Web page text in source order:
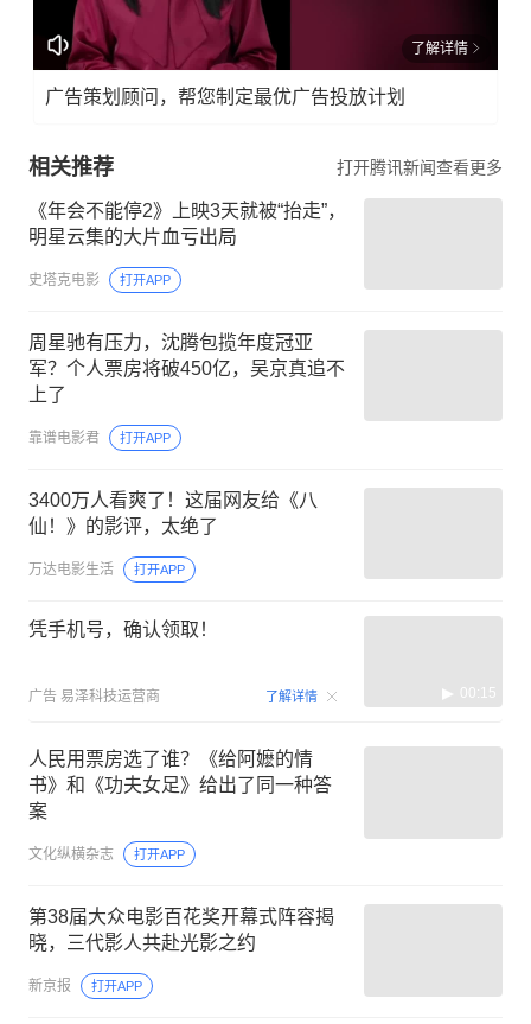
了解详情
广告策划顾问，帮您制定最优广告投放计划
相关推荐 打开腾讯新闻查看更多
《年会不能停2》上映3天就被“抬走”，
明星云集的大片血亏出局
史塔克电影 打开APP
周星驰有压力，沈腾包揽年度冠亚
军？个人票房将破450亿，吴京真追不
上了
靠谱电影君 打开APP
3400万人看爽了！这届网友给《八
仙！》的影评，太绝了
万达电影生活 打开APP
凭手机号，确认领取！
广告 易泽科技运营商 了解详情 00:15
人民用票房选了谁？《给阿嬷的情
书》和《功夫女足》给出了同一种答
案
文化纵横杂志 打开APP
第38届大众电影百花奖开幕式阵容揭
晓，三代影人共赴光影之约
新京报 打开APP